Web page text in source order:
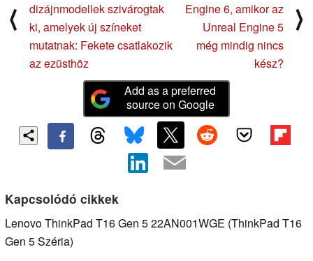
⟨
dizájnmodellek szivárogtak
ki, amelyek új színeket
mutatnak: Fekete csatlakozik
az ezüsthöz
Engine 6, amikor az
Unreal Engine 5
még mindig nincs
kész?
⟩
Add as a preferred
source on Google
Kapcsolódó cikkek
Lenovo ThinkPad T16 Gen 5 22AN001WGE (ThinkPad T16
Gen 5 Széria)